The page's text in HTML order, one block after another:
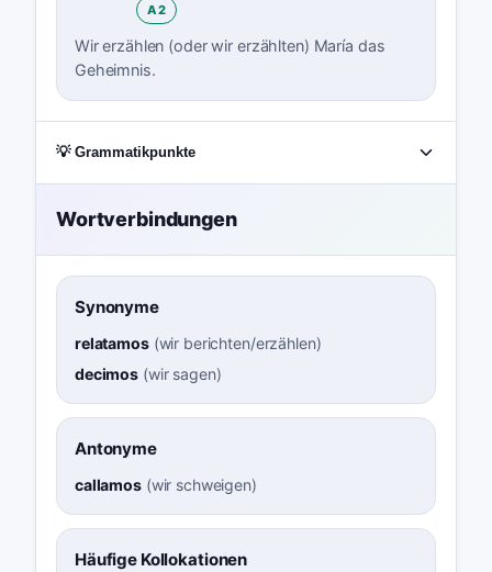
A2
Wir erzählen (oder wir erzählten) María das
Geheimnis.
💡 Grammatikpunkte
Wortverbindungen
Synonyme
relatamos(wir berichten/erzählen)
decimos (wir sagen)
Antonyme
callamos(wir schweigen)
Häufige Kollokationen